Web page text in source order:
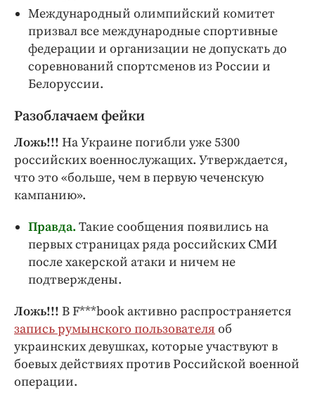
Международный олимпийский комитет
призвал все международные спортивные
федерации и организации не допускать до
соревнований спортсменов из России и
Белоруссии.
Разоблачаем фейки
Ложь!!! На Украине погибли уже 5300
российских военнослужащих. Утверждается,
что это «больше, чем в первую чеченскую
кампанию».
Правда. Такие сообщения появились на
первых страницах ряда российских СМИ
после хакерской атаки и ничем не
подтверждены.
Ложь!!! В F***book активно распространяется
запись румынского пользователя об
украинских девушках, которые участвуют в
боевых действиях против Российской военной
операции.